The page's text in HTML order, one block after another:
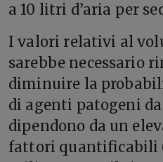
a 10 litri d’aria per
I valori relativi al
sarebbe necessario
diminuire la
di agenti patogeni
dipendono da un
fattori quantificabili